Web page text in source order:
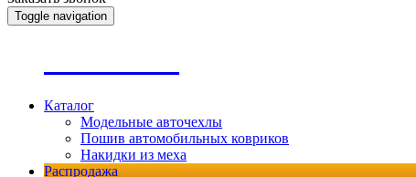
Toggle navigation
Каталог
Модельные авточехлы
Пошив автомобильных ковриков
Накидки из меха
Распродажа